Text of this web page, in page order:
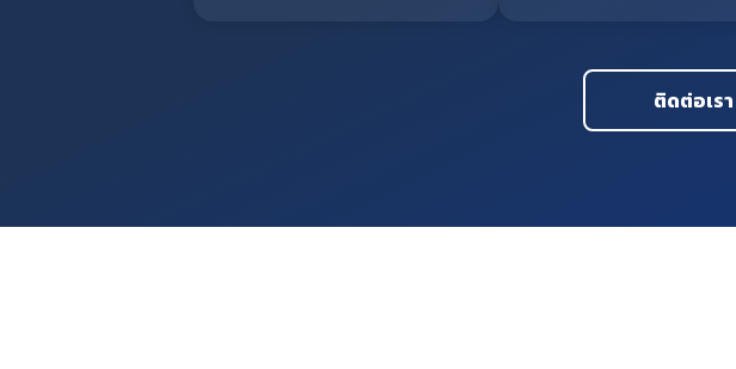
ติดต่อเรา